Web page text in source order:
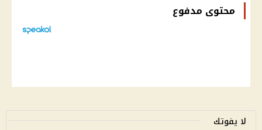
محتوى مدفوع
لا يفوتك